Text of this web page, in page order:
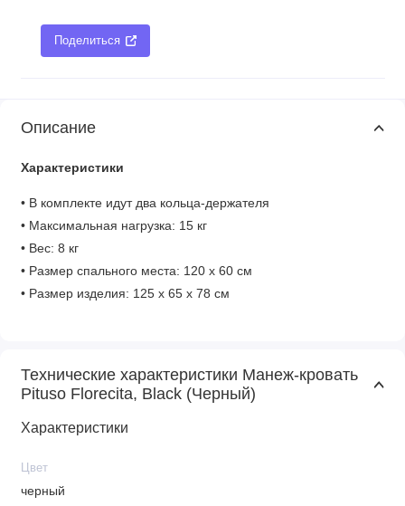
Поделиться
Описание
Характеристики
• В комплекте идут два кольца-держателя
• Максимальная нагрузка: 15 кг
• Вес: 8 кг
• Размер спального места: 120 х 60 см
• Размер изделия: 125 х 65 х 78 см
Технические характеристики Манеж-кровать
Pituso Florecita, Black (Черный)
Характеристики
Цвет
черный